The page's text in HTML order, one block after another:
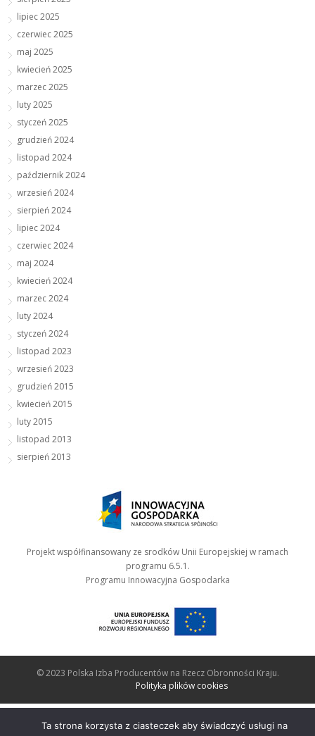
lipiec 2025
czerwiec 2025
maj 2025
kwiecień 2025
marzec 2025
luty 2025
styczeń 2025
grudzień 2024
listopad 2024
październik 2024
wrzesień 2024
sierpień 2024
lipiec 2024
czerwiec 2024
maj 2024
kwiecień 2024
marzec 2024
luty 2024
styczeń 2024
listopad 2023
wrzesień 2023
grudzień 2015
kwiecień 2015
luty 2015
listopad 2013
sierpień 2013
Ta strona korzysta z ciasteczek aby świadczyć usługi na
Projekt współfinansowany ze srodków Unii Europejskiej w ramach
programu 6.5.1.
Programu Innowacyjna Gospodarka
© 2023 Polska Izba Producentów na Rzecz Obronności Kraju.
Polityka plików cookies